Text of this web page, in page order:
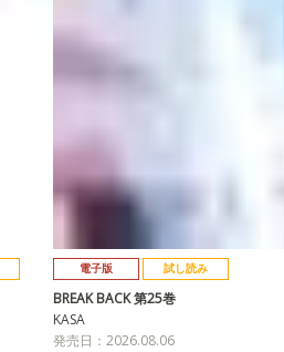
電子版 試し読み
BREAK BACK 第25巻
KASA
発売日：2026.08.06